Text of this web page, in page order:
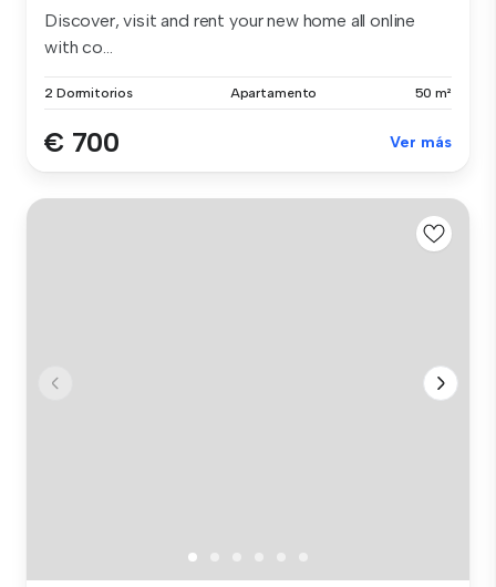
Discover, visit and rent your new home all online
with co...
2 Dormitorios Apartamento 50 m²
€ 700 Ver más